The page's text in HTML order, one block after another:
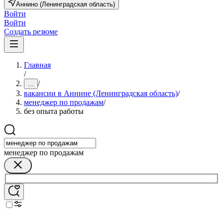
Аннино (Ленинградская область)
Войти
Войти
Создать резюме
Главная
/
... /
вакансии в Аннине (Ленинградская область)/
менеджер по продажам/
без опыта работы
менеджер по продажам